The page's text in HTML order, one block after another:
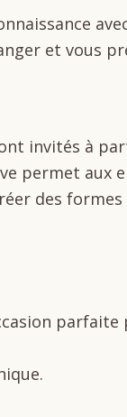
et vous
invités à
permet aux
des